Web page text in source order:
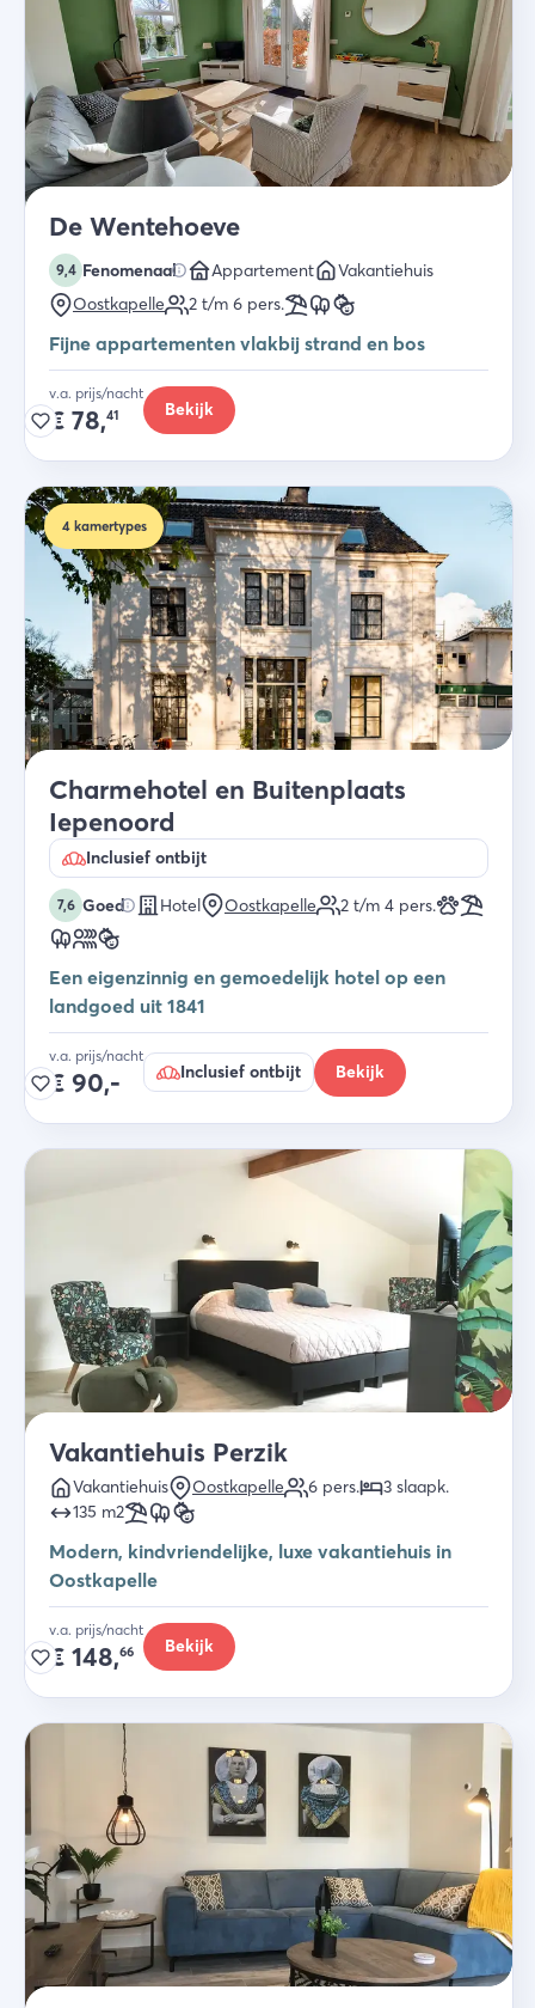
De Wentehoeve
9,4 Fenomenaal Appartement
Vakantiehuis
Oostkapelle
2 t/m 6 pers.
Fijne appartementen vlakbij strand en bos
v.a. prijs/nacht
€ 78,41 Bekijk
4 kamertypes
Charmehotel en Buitenplaats
Iepenoord
Inclusief ontbijt
7,6 Goed Hotel Oostkapelle 2 t/m 4 pers.
Een eigenzinnig en gemoedelijk hotel op een
landgoed uit 1841
v.a. prijs/nacht
€ 90,- Inclusief ontbijt Bekijk
Vakantiehuis Perzik
Vakantiehuis Oostkapelle 6 pers. 3 slaapk.
135 m2
Modern, kindvriendelijke, luxe vakantiehuis in
Oostkapelle
v.a. prijs/nacht
€ 148,66 Bekijk